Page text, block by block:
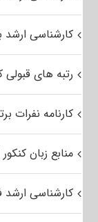
کارشناسی ارشد
رتبه های قبولی
کارنامه نفرات
منابع زبان
کارشناسی ارشد